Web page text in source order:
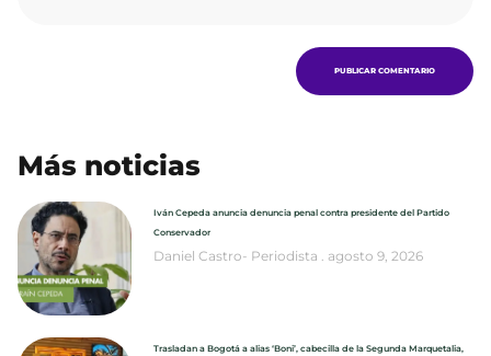
Más noticias
Iván Cepeda anuncia denuncia penal contra presidente del Partido
Conservador
Daniel Castro- Periodista agosto 9, 2026
Trasladan a Bogotá a alias ‘Boni’, cabecilla de la Segunda Marquetalia,